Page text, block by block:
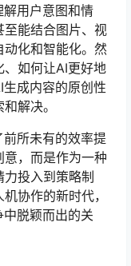
用户意图和情
能结合图片、视
化和智能化。然
如何让AI更好地
成内容的原创性
解决。
所未有的效率提
，而是作为一种
投入到策略制
协作的新时代，
脱颖而出的关